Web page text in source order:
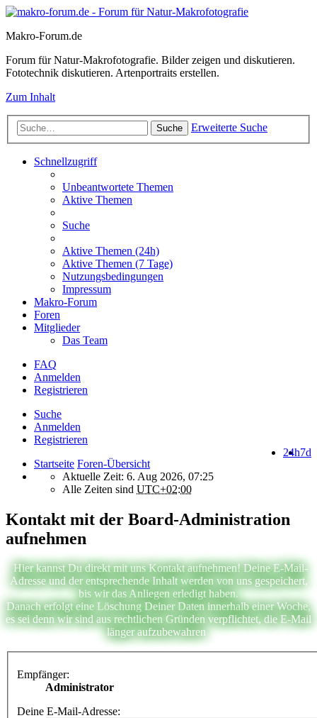
Makro-Forum.de
Forum für Natur-Makrofotografie. Bilder zeigen und diskutieren.
Fototechnik diskutieren. Artenportraits erstellen.
Zum Inhalt
Suche Erweiterte Suche
Schnellzugriff
Unbeantwortete Themen
Aktive Themen
Suche
Aktive Themen (24h)
Aktive Themen (7 Tage)
Nutzungsbedingungen
Impressum
Makro-Forum
Foren
Mitglieder
Das Team
FAQ
Anmelden
Registrieren
Suche
Anmelden
Registrieren
7d
24h
Startseite Foren-Übersicht
Aktuelle Zeit: 6. Aug 2026, 07:25
Alle Zeiten sind UTC+02:00
Kontakt mit der Board-Administration
aufnehmen
Hier kannst Du direkt mit uns Kontakt aufnehmen! Deine E-Mail-
Adresse und der entsprechende Inhalt werden von uns gespeichert,
bis wir das Anliegen erledigt haben.
Danach erfolgt eine Löschung Deiner Daten innerhalb einer Woche,
es sei denn wir sind aus rechtlichen Gründen verpflichtet, die E-Mail
länger aufzubewahren
Empfänger:
Administrator
Deine E-Mail-Adresse: